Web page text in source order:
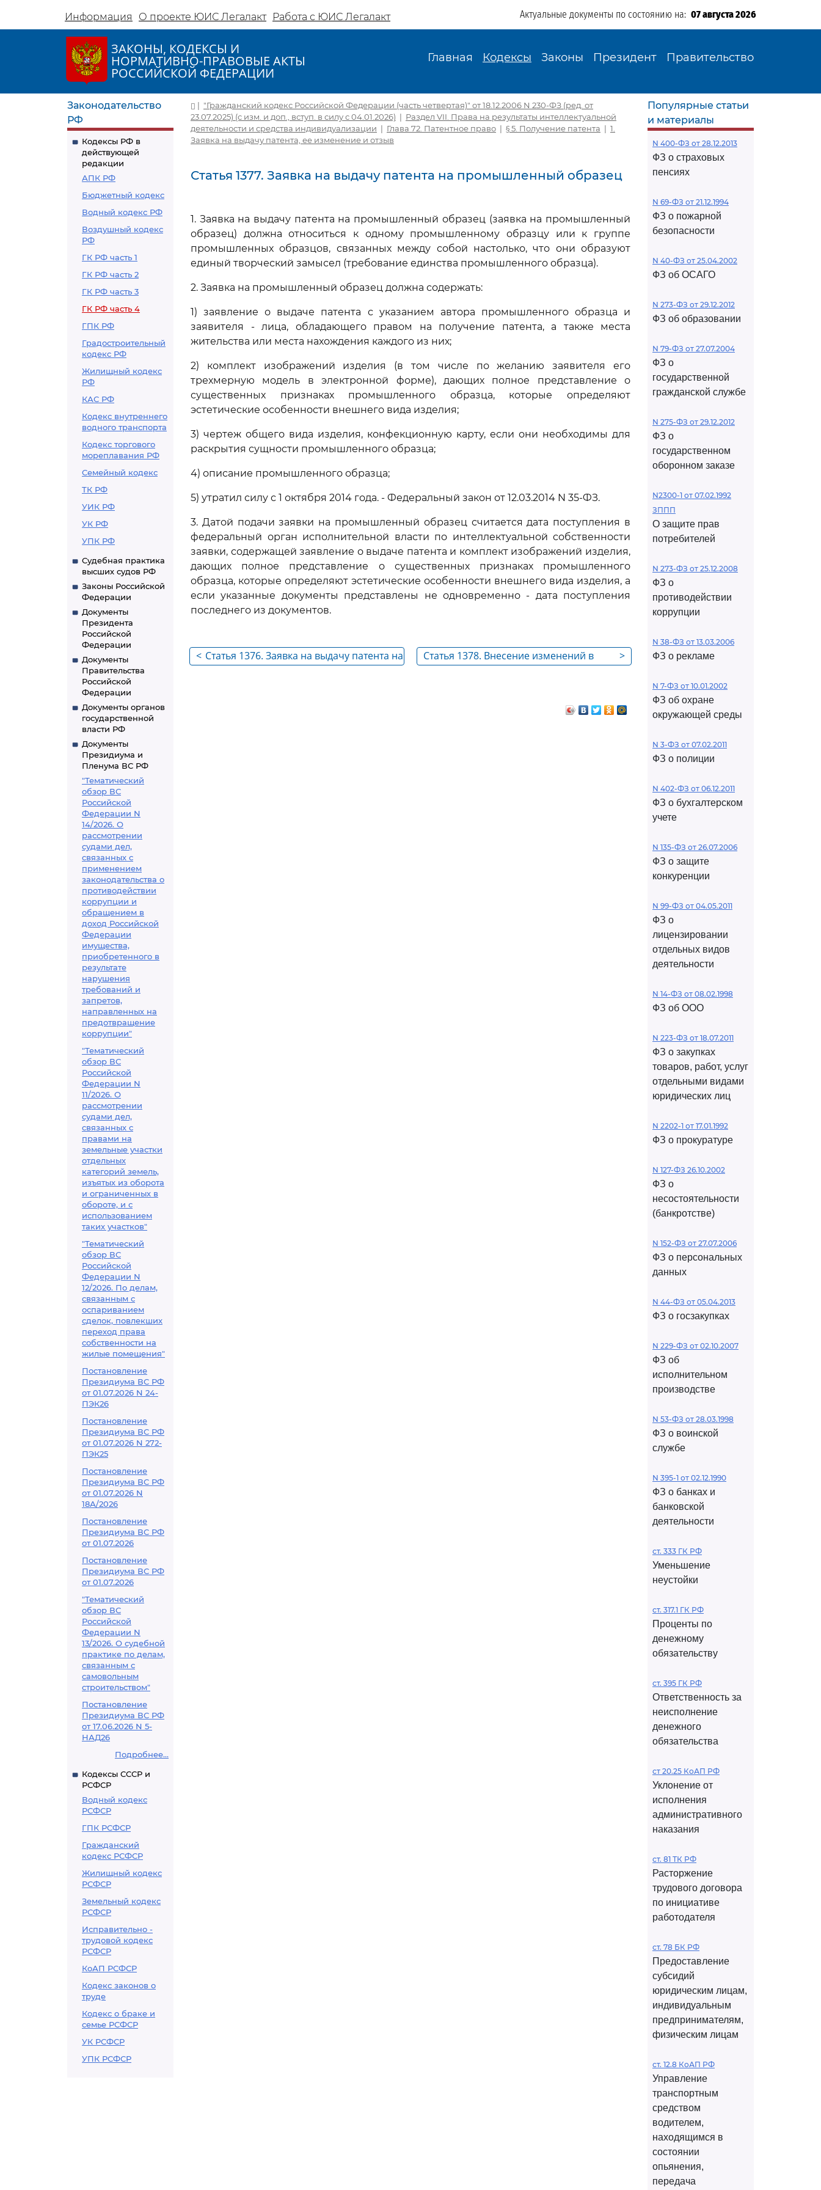
Информация О проекте ЮИС Легалакт Работа с ЮИС Легалакт Актуальные документы по состоянию на: 07 августа 2026
ЗАКОНЫ, КОДЕКСЫ И
НОРМАТИВНО-ПРАВОВЫЕ АКТЫ
РОССИЙСКОЙ ФЕДЕРАЦИИ
Главная Кодексы Законы Президент Правительство
Законодательство
РФ
Кодексы РФ в
действующей
редакции
АПК РФ
Бюджетный кодекс
Водный кодекс РФ
Воздушный кодекс
РФ
ГК РФ часть 1
ГК РФ часть 2
ГК РФ часть 3
ГК РФ часть 4
ГПК РФ
Градостроительный
кодекс РФ
Жилищный кодекс
РФ
КАС РФ
Кодекс внутреннего
водного транспорта
Кодекс торгового
мореплавания РФ
Семейный кодекс
ТК РФ
УИК РФ
УК РФ
УПК РФ
Судебная практика
высших судов РФ
Законы Российской
Федерации
Документы
Президента
Российской
Федерации
Документы
Правительства
Российской
Федерации
Документы органов
государственной
власти РФ
Документы
Президиума и
Пленума ВС РФ
"Тематический
обзор ВС
Российской
Федерации N
14/2026. О
рассмотрении
судами дел,
связанных с
применением
законодательства о
противодействии
коррупции и
обращением в
доход Российской
Федерации
имущества,
приобретенного в
результате
нарушения
требований и
запретов,
направленных на
предотвращение
коррупции"
"Тематический
обзор ВС
Российской
Федерации N
11/2026. О
рассмотрении
судами дел,
связанных с
правами на
земельные участки
отдельных
категорий земель,
изъятых из оборота
и ограниченных в
обороте, и с
использованием
таких участков"
"Тематический
обзор ВС
Российской
Федерации N
12/2026. По делам,
связанным с
оспариванием
сделок, повлекших
переход права
собственности на
жилые помещения"
Постановление
Президиума ВС РФ
от 01.07.2026 N 24-
ПЭК26
Постановление
Президиума ВС РФ
от 01.07.2026 N 272-
ПЭК25
Постановление
Президиума ВС РФ
от 01.07.2026 N
18А/2026
Постановление
Президиума ВС РФ
от 01.07.2026
Постановление
Президиума ВС РФ
от 01.07.2026
"Тематический
обзор ВС
Российской
Федерации N
13/2026. О судебной
практике по делам,
связанным с
самовольным
строительством"
Постановление
Президиума ВС РФ
от 17.06.2026 N 5-
НАД26
Подробнее...
Кодексы СССР и
РСФСР
Водный кодекс
РСФСР
ГПК РСФСР
Гражданский
кодекс РСФСР
Жилищный кодекс
РСФСР
Земельный кодекс
РСФСР
Исправительно -
трудовой кодекс
РСФСР
КоАП РСФСР
Кодекс законов о
труде
Кодекс о браке и
семье РСФСР
УК РСФСР
УПК РСФСР
| "Гражданский кодекс Российской Федерации (часть четвертая)" от 18.12.2006 N 230-ФЗ (ред. от
23.07.2025) (с изм. и доп., вступ. в силу с 04.01.2026) | Раздел VII. Права на результаты интеллектуальной
деятельности и средства индивидуализации | Глава 72. Патентное право | § 5. Получение патента | 1.
Заявка на выдачу патента, ее изменение и отзыв
Статья 1377. Заявка на выдачу патента на промышленный образец
1. Заявка на выдачу патента на промышленный образец (заявка на промышленный
образец) должна относиться к одному промышленному образцу или к группе
промышленных образцов, связанных между собой настолько, что они образуют
единый творческий замысел (требование единства промышленного образца).
2. Заявка на промышленный образец должна содержать:
1) заявление о выдаче патента с указанием автора промышленного образца и
заявителя - лица, обладающего правом на получение патента, а также места
жительства или места нахождения каждого из них;
2) комплект изображений изделия (в том числе по желанию заявителя его
трехмерную модель в электронной форме), дающих полное представление о
существенных признаках промышленного образца, которые определяют
эстетические особенности внешнего вида изделия;
3) чертеж общего вида изделия, конфекционную карту, если они необходимы для
раскрытия сущности промышленного образца;
4) описание промышленного образца;
5) утратил силу с 1 октября 2014 года. - Федеральный закон от 12.03.2014 N 35-ФЗ.
3. Датой подачи заявки на промышленный образец считается дата поступления в
федеральный орган исполнительной власти по интеллектуальной собственности
заявки, содержащей заявление о выдаче патента и комплект изображений изделия,
дающих полное представление о существенных признаках промышленного
образца, которые определяют эстетические особенности внешнего вида изделия, а
если указанные документы представлены не одновременно - дата поступления
последнего из документов.
< Статья 1376. Заявка на выдачу патента на
>
Статья 1378. Внесение изменений в
Популярные статьи
и материалы
N 400-ФЗ от 28.12.2013
ФЗ о страховых
пенсиях
N 69-ФЗ от 21.12.1994
ФЗ о пожарной
безопасности
N 40-ФЗ от 25.04.2002
ФЗ об ОСАГО
N 273-ФЗ от 29.12.2012
ФЗ об образовании
N 79-ФЗ от 27.07.2004
ФЗ о
государственной
гражданской службе
N 275-ФЗ от 29.12.2012
ФЗ о
государственном
оборонном заказе
N2300-1 от 07.02.1992
ЗППП
О защите прав
потребителей
N 273-ФЗ от 25.12.2008
ФЗ о
противодействии
коррупции
N 38-ФЗ от 13.03.2006
ФЗ о рекламе
N 7-ФЗ от 10.01.2002
ФЗ об охране
окружающей среды
N 3-ФЗ от 07.02.2011
ФЗ о полиции
N 402-ФЗ от 06.12.2011
ФЗ о бухгалтерском
учете
N 135-ФЗ от 26.07.2006
ФЗ о защите
конкуренции
N 99-ФЗ от 04.05.2011
ФЗ о
лицензировании
отдельных видов
деятельности
N 14-ФЗ от 08.02.1998
ФЗ об ООО
N 223-ФЗ от 18.07.2011
ФЗ о закупках
товаров, работ, услуг
отдельными видами
юридических лиц
N 2202-1 от 17.01.1992
ФЗ о прокуратуре
N 127-ФЗ 26.10.2002
ФЗ о
несостоятельности
(банкротстве)
N 152-ФЗ от 27.07.2006
ФЗ о персональных
данных
N 44-ФЗ от 05.04.2013
ФЗ о госзакупках
N 229-ФЗ от 02.10.2007
ФЗ об
исполнительном
производстве
N 53-ФЗ от 28.03.1998
ФЗ о воинской
службе
N 395-1 от 02.12.1990
ФЗ о банках и
банковской
деятельности
ст. 333 ГК РФ
Уменьшение
неустойки
ст. 317.1 ГК РФ
Проценты по
денежному
обязательству
ст. 395 ГК РФ
Ответственность за
неисполнение
денежного
обязательства
ст 20.25 КоАП РФ
Уклонение от
исполнения
административного
наказания
ст. 81 ТК РФ
Расторжение
трудового договора
по инициативе
работодателя
ст. 78 БК РФ
Предоставление
субсидий
юридическим лицам,
индивидуальным
предпринимателям,
физическим лицам
ст. 12.8 КоАП РФ
Управление
транспортным
средством
водителем,
находящимся в
состоянии
опьянения,
передача